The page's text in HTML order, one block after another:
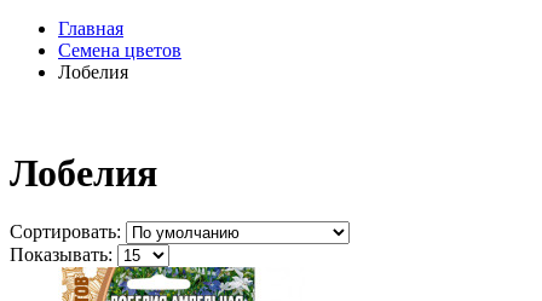
Главная
Семена цветов
Лобелия
Лобелия
Сортировать:
Показывать: